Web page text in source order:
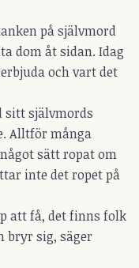
på självmord
dom åt sidan. Idag
och vart det
sitt självmords
Alltför många
sätt ropat om
inte det ropet på
att få, det finns folk
bryr sig, säger